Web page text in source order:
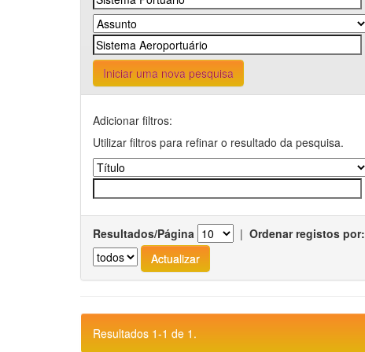
Iniciar uma nova pesquisa
Adicionar filtros:
Utilizar filtros para refinar o resultado da pesquisa.
Resultados/Página | Ordenar registos por:
Resultados 1-1 de 1.